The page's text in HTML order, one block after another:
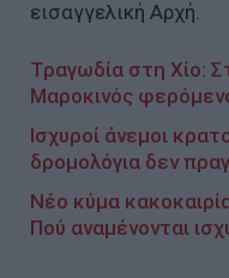
εισαγγελική Αρχή.
Τραγωδία στη Χίο:
Μαροκινός
Ισχυροί άνεμοι
δρομολόγια δεν
Νέο κύμα
Πού αναμένονται